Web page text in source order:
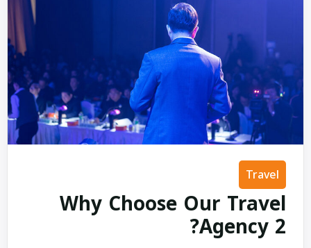
Travel
Why Choose Our Travel
Agency 2?